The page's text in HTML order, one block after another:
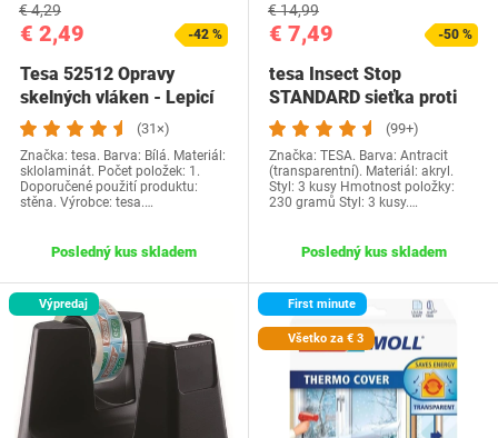
€ 2,49
€ 4,29
-42 %
Tesa 52512 Opravy
skelných vláken - Lepicí
páska pro…
(31×)
Značka: tesa. Barva: Bílá. Materiál:
sklolaminát. Počet položek: 1.
Doporučené použití produktu:
stěna. Výrobce: tesa.…
Posledný kus skladem
€ 7,49
€ 14,99
-50 %
tesa Insect Stop
STANDARD sieťka proti
hmyzu na okná v…
(99+)
Značka: TESA. Barva: Antracit
(transparentní). Materiál: akryl.
Styl: 3 kusy Hmotnost položky:
230 gramů Styl: 3 kusy.…
Posledný kus skladem
Výpredaj First minute
Všetko za € 3